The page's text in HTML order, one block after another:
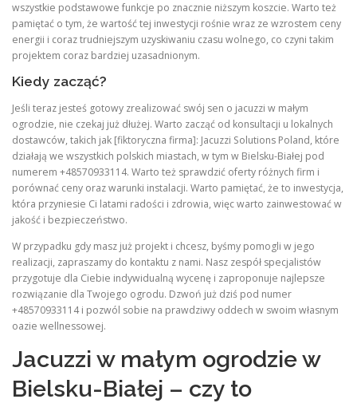
wszystkie podstawowe funkcje po znacznie niższym koszcie. Warto też
pamiętać o tym, że wartość tej inwestycji rośnie wraz ze wzrostem ceny
energii i coraz trudniejszym uzyskiwaniu czasu wolnego, co czyni takim
projektem coraz bardziej uzasadnionym.
Kiedy zacząć?
Jeśli teraz jesteś gotowy zrealizować swój sen o jacuzzi w małym
ogrodzie, nie czekaj już dłużej. Warto zacząć od konsultacji u lokalnych
dostawców, takich jak [fiktoryczna firma]: Jacuzzi Solutions Poland, które
działają we wszystkich polskich miastach, w tym w Bielsku-Białej pod
numerem +48570933114. Warto też sprawdzić oferty różnych firm i
porównać ceny oraz warunki instalacji. Warto pamiętać, że to inwestycja,
która przyniesie Ci latami radości i zdrowia, więc warto zainwestować w
jakość i bezpieczeństwo.
W przypadku gdy masz już projekt i chcesz, byśmy pomogli w jego
realizacji, zapraszamy do kontaktu z nami. Nasz zespół specjalistów
przygotuje dla Ciebie indywidualną wycenę i zaproponuje najlepsze
rozwiązanie dla Twojego ogrodu. Dzwoń już dziś pod numer
+48570933114 i pozwól sobie na prawdziwy oddech w swoim własnym
oazie wellnessowej.
Jacuzzi w małym ogrodzie w
Bielsku-Białej – czy to